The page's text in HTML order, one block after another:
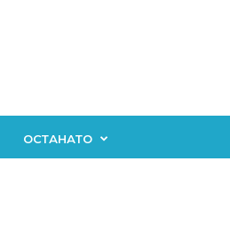
ОСТАНАТО